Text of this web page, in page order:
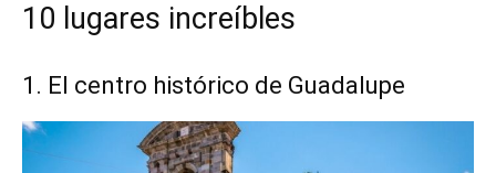
10 lugares increíbles
1. El centro histórico de Guadalupe